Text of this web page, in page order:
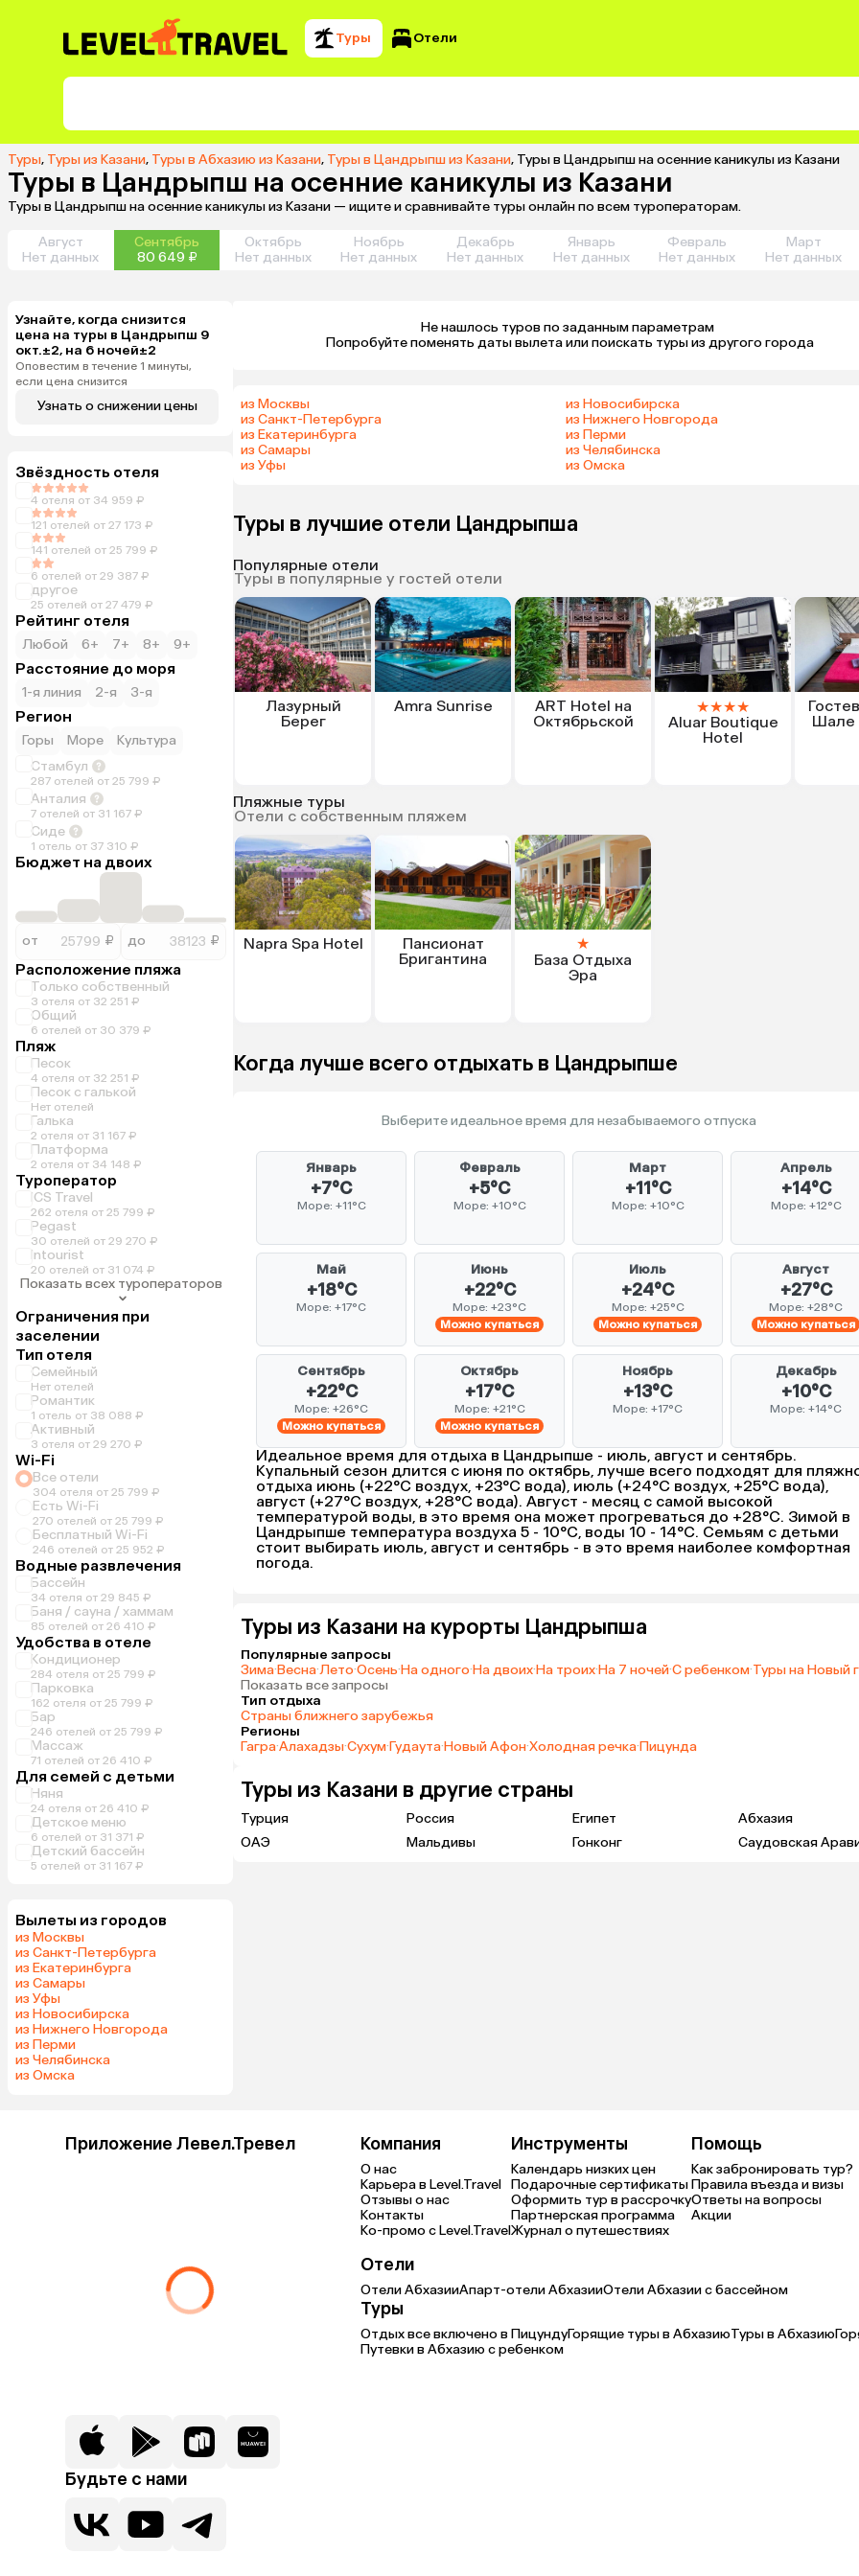
Туры Отели
Туры, Туры из Казани, Туры в Абхазию из Казани, Туры в Цандрыпш из Казани, Туры в Цандрыпш на осенние каникулы из Казани
Туры в Цандрыпш на осенние каникулы из Казани
Туры в Цандрыпш на осенние каникулы из Казани — ищите и сравнивайте туры онлайн по всем туроператорам.
Август
Нет данных
Сентябрь
80 649 ₽
Октябрь
Нет данных
Ноябрь
Нет данных
Декабрь
Нет данных
Январь
Нет данных
Февраль
Нет данных
Март
Нет данных
Узнайте, когда снизится
цена на туры в Цандрыпш 9
окт.±2, на 6 ночей±2
Оповестим в течение 1 минуты,
если цена снизится
Узнать о снижении цены
Звёздность отеля
4 отеля от 34 959 ₽
121 отелей от 27 173 ₽
141 отелей от 25 799 ₽
6 отелей от 29 387 ₽
другое
25 отелей от 27 479 ₽
Рейтинг отеля
Любой 6+ 7+ 8+ 9+
Расстояние до моря
1-я линия 2-я 3-я
Регион
Горы Море
Культура
Стамбул
287 отелей от 25 799 ₽
Анталия
7 отелей от 31 167 ₽
Сиде
1 отель от 37 310 ₽
Бюджет на двоих
от ₽ до ₽
Расположение пляжа
Только собственный
3 отеля от 32 251 ₽
Общий
6 отелей от 30 379 ₽
Пляж
Песок
4 отеля от 32 251 ₽
Песок с галькой
Нет отелей
Галька
2 отеля от 31 167 ₽
Платформа
2 отеля от 34 148 ₽
Туроператор
ICS Travel
262 отеля от 25 799 ₽
Pegast
30 отелей от 29 270 ₽
Intourist
20 отелей от 31 074 ₽
Показать всех туроператоров
Ограничения при
заселении
Тип отеля
Семейный
Нет отелей
Романтик
1 отель от 38 088 ₽
Активный
3 отеля от 29 270 ₽
Wi-Fi
Все отели
304 отеля от 25 799 ₽
Есть Wi-Fi
270 отелей от 25 799 ₽
Бесплатный Wi-Fi
246 отелей от 25 952 ₽
Водные развлечения
Бассейн
34 отеля от 29 845 ₽
Баня / сауна / хаммам
85 отелей от 26 410 ₽
Удобства в отеле
Кондиционер
284 отеля от 25 799 ₽
Парковка
162 отеля от 25 799 ₽
Бар
246 отелей от 25 799 ₽
Массаж
71 отелей от 26 410 ₽
Для семей с детьми
Няня
24 отеля от 26 410 ₽
Детское меню
6 отелей от 31 371 ₽
Детский бассейн
5 отелей от 31 167 ₽
Вылеты из городов
из Москвы
из Санкт-Петербурга
из Екатеринбурга
из Самары
из Уфы
из Новосибирска
из Нижнего Новгорода
из Перми
из Челябинска
из Омска
Не нашлось туров по заданным параметрам
Попробуйте поменять даты вылета или поискать туры из другого города
из Москвы
из Санкт-Петербурга
из Екатеринбурга
из Самары
из Уфы
из Новосибирска
из Нижнего Новгорода
из Перми
из Челябинска
из Омска
Туры в лучшие отели Цандрыпша
Популярные отели
Туры в популярные у гостей отели
Лазурный
Берег
Amra Sunrise
ART Hotel на
Октябрьской
★★★★
Aluar Boutique
Hotel
Шале
Пляжные туры
Отели с собственным пляжем
Napra Spa Hotel
Пансионат
Бригантина
★
База Отдыха
Эра
Когда лучше всего отдыхать в Цандрыпше
Выберите идеальное время для незабываемого отпуска
Январь
+7°C
Море: +11°C
Февраль
+5°C
Море: +10°C
Март
+11°C
Море: +10°C
Апрель
+14°C
Море: +12°C
Май
+18°C
Море: +17°C
Июнь
+22°C
Море: +23°C
Можно купаться
Июль
+24°C
Море: +25°C
Можно купаться
Август
+27°C
Море: +28°C
Можно купаться
Сентябрь
+22°C
Море: +26°C
Можно купаться
Октябрь
+17°C
Море: +21°C
Можно купаться
Ноябрь
+13°C
Море: +17°C
Декабрь
+10°C
Море: +14°C
Идеальное время для отдыха в Цандрыпше - июль, август и сентябрь.
Купальный сезон длится с июня по октябрь, лучше всего подходят для
отдыха июнь (+22°C воздух, +23°C вода), июль (+24°C воздух, +25°C вода),
август (+27°C воздух, +28°C вода). Август - месяц с самой высокой
температурой воды, в это время она может прогреваться до +28°C. Зимой в
Цандрыпше температура воздуха 5 - 10°C, воды 10 - 14°C. Семьям с детьми
стоит выбирать июль, август и сентябрь - в это время наиболее комфортная
погода.
Туры из Казани на курорты Цандрыпша
Популярные запросы
Зима·Весна·Лето·Осень·На одного·На двоих·На троих·На 7 ночей·С ребенком·Туры на Новый
Показать все запросы
Тип отдыха
Страны ближнего зарубежья
Регионы
Гагра·Алахадзы·Сухум·Гудаута·Новый Афон·Холодная речка·Пицунда
Туры из Казани в другие страны
Турция Россия Египет
Абхазия
ОАЭ
Мальдивы Гонконг Саудовская
Приложение Левел.Тревел
Будьте с нами
Компания
О нас
Карьера в Level.Travel
Отзывы о нас
Контакты
Ко-промо с Level.Travel
Инструменты
Календарь низких цен
Подарочные сертификаты
Оформить тур в рассрочку
Партнерская программа
Журнал о путешествиях
Помощь
Как забронировать тур?
Правила въезда и визы
Ответы на вопросы
Акции
Отели
Отели АбхазииАпарт-отели АбхазииОтели Абхазии с бассейном
Туры
Отдых все включено в ПицундуГорящие туры в АбхазиюТуры в Абхазию
Путевки в Абхазию с ребенком